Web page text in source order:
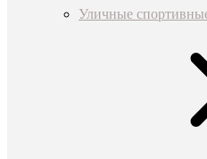
Уличные